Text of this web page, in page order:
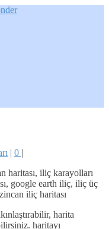
| 0 |
haritası, iliç karayolları
google earth iliç, iliç üç
iliç haritası
harita
haritayı